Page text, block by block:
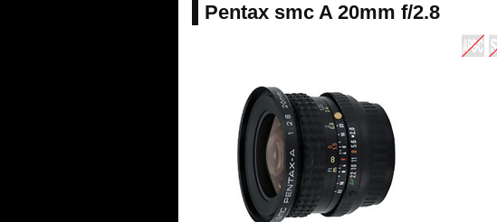
Pentax smc A 20mm f/2.8